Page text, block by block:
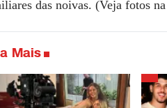
das noivas. (Veja fotos
Mais